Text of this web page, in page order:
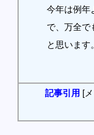
今年は例年
で、万全で
と思います。
記事引用 [